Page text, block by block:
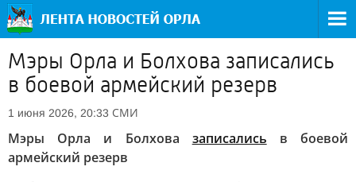
Мэры Орла и Болхова записались
в боевой армейский резерв
1 июня 2026, 20:33 СМИ
Мэры Орла и Болхова записались в боевой
армейский резерв